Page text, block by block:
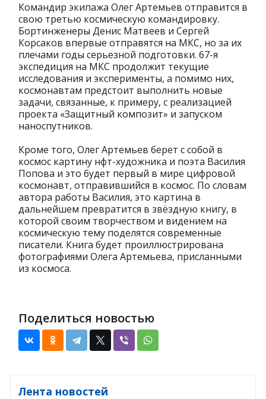
Командир экипажа Олег Артемьев отправится в
свою третью космическую командировку.
Бортинженеры Денис Матвеев и Сергей
Корсаков впервые отправятся на МКС, но за их
плечами годы серьезной подготовки. 67-я
экспедиция на МКС продолжит текущие
исследования и эксперименты, а помимо них,
космонавтам предстоит выполнить новые
задачи, связанные, к примеру, с реализацией
проекта «Защитный композит» и запуском
наноспутников.
Кроме того, Олег Артемьев берет с собой в
космос картину нфт-художника и поэта Василия
Попова и это будет первый в мире цифровой
космонавт, отправившийся в космос. По словам
автора работы Василия, это картина в
дальнейшем превратится в звёздную книгу, в
которой своим творчеством и видением на
космическую тему поделятся современные
писатели. Книга будет проиллюстрирована
фотографиями Олега Артемьева, присланными
из космоса.
Поделиться новостью
Лента новостей